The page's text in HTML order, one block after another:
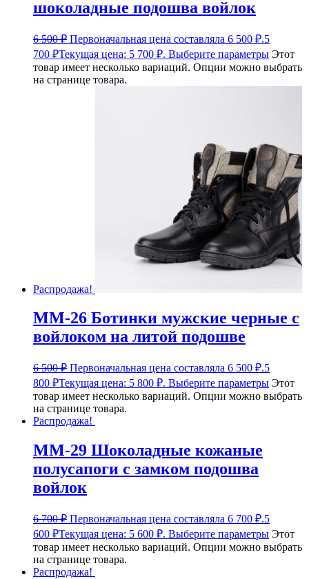
шоколадные подошва войлок
6 500₽ Первоначальная цена составляла 6 500 ₽.5
700 ₽Текущая цена: 5 700 ₽. Выберите параметры Этот
товар имеет несколько вариаций. Опции можно выбрать
на странице товара.
Распродажа!
ММ-26 Ботинки мужские черные с
войлоком на литой подошве
6 500₽ Первоначальная цена составляла 6 500 ₽.5
800 ₽Текущая цена: 5 800 ₽. Выберите параметры Этот
товар имеет несколько вариаций. Опции можно выбрать
на странице товара.
Распродажа!
ММ-29 Шоколадные кожаные
полусапоги с замком подошва
войлок
6 700₽ Первоначальная цена составляла 6 700 ₽.5
600 ₽Текущая цена: 5 600 ₽. Выберите параметры Этот
товар имеет несколько вариаций. Опции можно выбрать
на странице товара.
Распродажа!